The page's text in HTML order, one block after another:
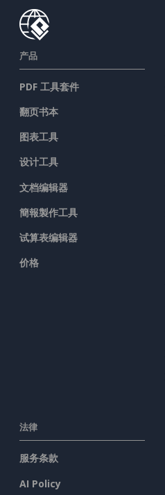
产品
PDF 工具套件
翻页书本
图表工具
设计工具
文档编辑器
簡報製作工具
试算表编辑器
价格
法律
服务条款
AI Policy